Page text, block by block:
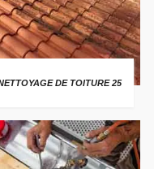
DE TOITURE 25